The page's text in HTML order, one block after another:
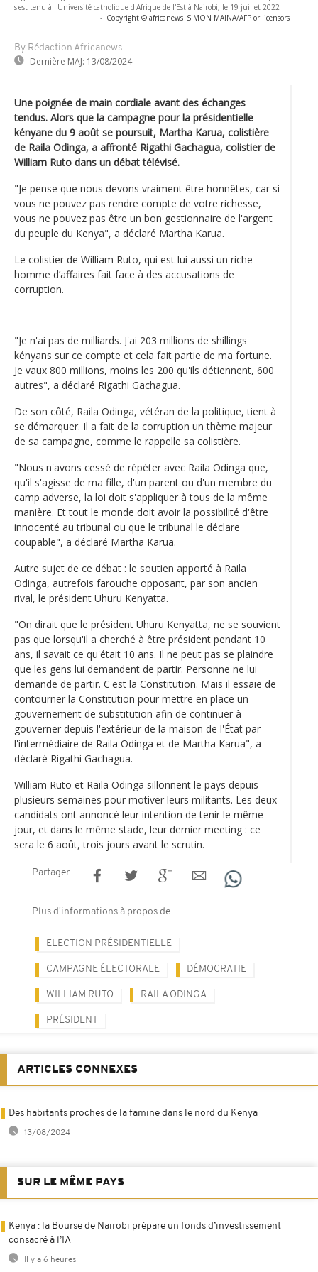
s'est tenu à l'Université catholique d'Afrique de l'Est à Nairobi, le 19 juillet 2022
- Copyright © africanews SIMON MAINA/AFP or licensors
By Rédaction Africanews
Dernière MAJ: 13/08/2024
Une poignée de main cordiale avant des échanges
tendus. Alors que la campagne pour la présidentielle
kényane du 9 août se poursuit, Martha Karua, colistière
de Raila Odinga, a affronté Rigathi Gachagua, colistier de
William Ruto dans un débat télévisé.
"Je pense que nous devons vraiment être honnêtes, car si
vous ne pouvez pas rendre compte de votre richesse,
vous ne pouvez pas être un bon gestionnaire de l'argent
du peuple du Kenya", a déclaré Martha Karua.
Le colistier de William Ruto, qui est lui aussi un riche
homme d’affaires fait face à des accusations de
corruption.
"Je n'ai pas de milliards. J'ai 203 millions de shillings
kényans sur ce compte et cela fait partie de ma fortune.
Je vaux 800 millions, moins les 200 qu'ils détiennent, 600
autres", a déclaré Rigathi Gachagua.
De son côté, Raila Odinga, vétéran de la politique, tient à
se démarquer. Il a fait de la corruption un thème majeur
de sa campagne, comme le rappelle sa colistière.
"Nous n'avons cessé de répéter avec Raila Odinga que,
qu'il s'agisse de ma fille, d'un parent ou d'un membre du
camp adverse, la loi doit s'appliquer à tous de la même
manière. Et tout le monde doit avoir la possibilité d'être
innocenté au tribunal ou que le tribunal le déclare
coupable", a déclaré Martha Karua.
Autre sujet de ce débat : le soutien apporté à Raila
Odinga, autrefois farouche opposant, par son ancien
rival, le président Uhuru Kenyatta.
"On dirait que le président Uhuru Kenyatta, ne se souvient
pas que lorsqu'il a cherché à être président pendant 10
ans, il savait ce qu'était 10 ans. Il ne peut pas se plaindre
que les gens lui demandent de partir. Personne ne lui
demande de partir. C'est la Constitution. Mais il essaie de
contourner la Constitution pour mettre en place un
gouvernement de substitution afin de continuer à
gouverner depuis l'extérieur de la maison de l'État par
l'intermédiaire de Raila Odinga et de Martha Karua", a
déclaré Rigathi Gachagua.
William Ruto et Raila Odinga sillonnent le pays depuis
plusieurs semaines pour motiver leurs militants. Les deux
candidats ont annoncé leur intention de tenir le même
jour, et dans le même stade, leur dernier meeting : ce
sera le 6 août, trois jours avant le scrutin.
Partager
Plus d'informations à propos de
ELECTION PRÉSIDENTIELLE
CAMPAGNE ÉLECTORALE DÉMOCRATIE
WILLIAM RUTO RAILA ODINGA
PRÉSIDENT
ARTICLES CONNEXES
Des habitants proches de la famine dans le nord du Kenya
13/08/2024
SUR LE MÊME PAYS
Kenya : la Bourse de Nairobi prépare un fonds d’investissement
consacré à l’IA
Il y a 6 heures